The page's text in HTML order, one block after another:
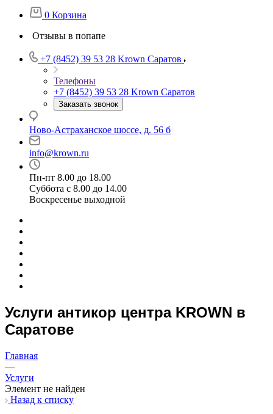
0 Корзина
Отзывы в попапе
+7 (8452) 39 53 28 Krown Саратов
Телефоны
+7 (8452) 39 53 28 Krown Саратов
Заказать звонок
Ново-Астраханское шоссе, д. 56 б
info@krown.ru
Пн-пт 8.00 до 18.00
Суббота с 8.00 до 14.00
Воскресенье выходной
Услуги антикор центра KROWN в
Саратове
Главная
—
Услуги
Элемент не найден
Назад к списку